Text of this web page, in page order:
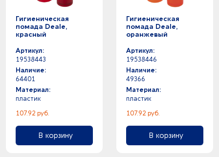
Гигиеническая
помада Deale,
красный
Артикул:
19538443
Наличие:
64401
Материал:
пластик
107.92 руб.
В корзину
Гигиеническая
помада Deale,
оранжевый
Артикул:
19538446
Наличие:
49366
Материал:
пластик
107.92 руб.
В корзину